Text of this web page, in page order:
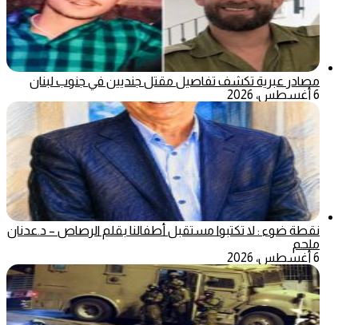
مصادر عبرية تكشف تفاصيل مقتل جنديين في جنوب لبنان
6 أغسطس، 2026
نقطة ضوء : لا تكتبوا مستقبل أطفالنا بقلم الرصاص – د.عدنان
ملحم
6 أغسطس، 2026